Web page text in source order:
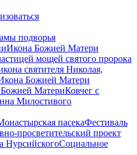
подворья
Икона Божией Матери
мощей святого пророка
святителя Николая,
Божией Матери
Божией МатериКовчег с
Милостивого
пасекаФестиваль
просветительский проект
НурсийскогоСоциальное